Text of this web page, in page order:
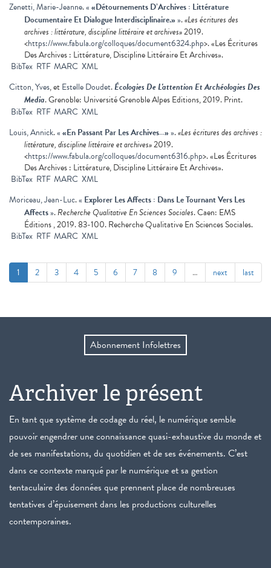
Zenetti, Marie-Jeanne.««Détournements D’Archives : Littérature
Documentaire Et Dialogue Interdisciplinaire.»».«Les écritures des
archives : littérature, discipline littéraire et archives»2019.
<https://www.fabula.org/colloques/document6324.php>. «Les Écritures
Des Archives : Littérature, Discipline Littéraire Et Archives».
BibTex RTF MARC XML
Citton, Yves, etEstelle Doudet.Écologies De L'attention Et Archéologies Des
Media. Grenoble: Université Grenoble Alpes Editions, 2019. Print.
BibTex RTF MARC XML
Louis, Annick.««En Passant Par Les Archives…»».«Les écritures des archives :
littérature, discipline littéraire et archives»2019.
<https://www.fabula.org/colloques/document6316.php>. «Les Écritures
Des Archives : Littérature, Discipline Littéraire Et Archives».
BibTex RTF MARC XML
Moriceau, Jean-Luc.« Explorer Les Affects : Dans Le Tournant Vers Les
Affects».Recherche Qualitative En Sciences Sociales. Caen: EMS
Éditions , 2019. 83-100. Recherche Qualitative En Sciences Sociales.
BibTex RTF MARC XML
1 2 3 4 5 6 7 8 9 … next last
Abonnement Infolettres
Archiver le présent
En tant que système de codage du réel, le numérique semble
pouvoir engendrer une connaissance quasi-exhaustive du monde et
de ses manifestations, du quotidien et de ses événements. C’est
dans ce contexte marqué par le numérique et sa gestion
tentaculaire des données que prennent place de nombreuses
tentatives d’épuisement dans les productions culturelles
contemporaines.